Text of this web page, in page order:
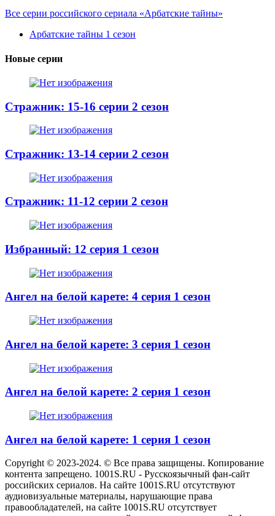
Все серии российского сериала «Арбатские тайны»
Арбатские тайны 1 сезон
Новые серии
Стражник: 15-16 серии 2 сезон
Стражник: 13-14 серии 2 сезон
Стражник: 11-12 серии 2 сезон
Избранный: 12 серия 1 сезон
Ангел на белой карете: 4 серия 1 сезон
Ангел на белой карете: 3 серия 1 сезон
Ангел на белой карете: 2 серия 1 сезон
Ангел на белой карете: 1 серия 1 сезон
Copyright © 2023-2024. © Все права защищены. Копирование
контента запрещено. 1001S.RU - Русскоязычный фан-сайт
российских сериалов. На сайте 1001S.RU отсутствуют
аудиовизуальные материалы, нарушающие права
правообладателей, на сайте 1001S.RU отсутствует